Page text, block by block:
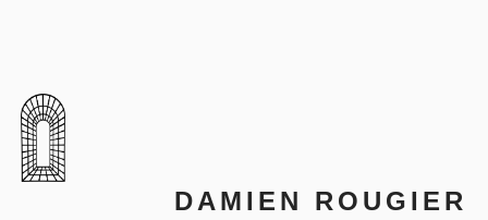
DAMIEN ROUGIER